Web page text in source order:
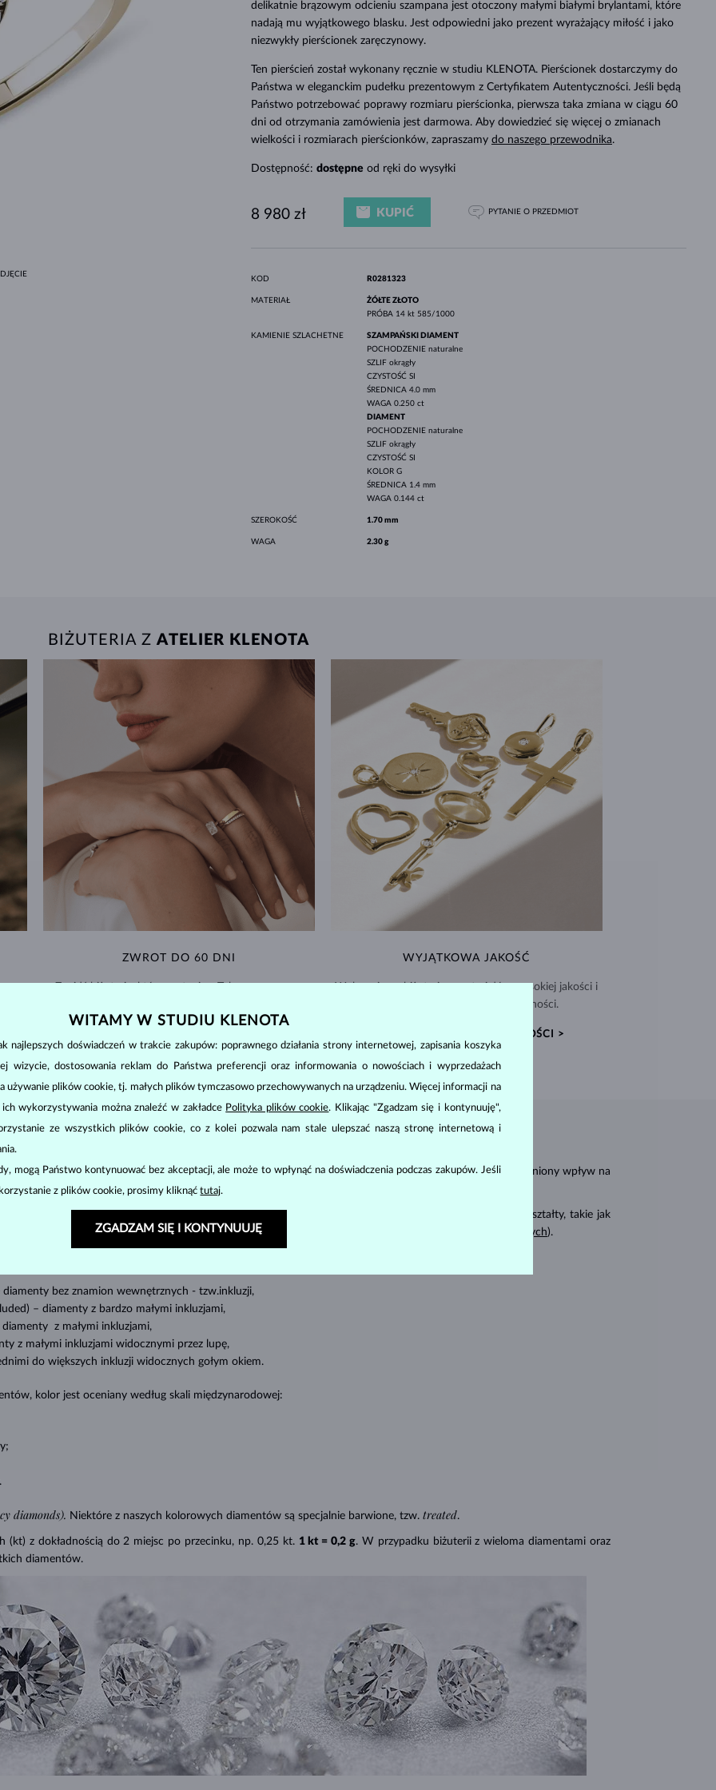
HALO ZESTAWY
ORYGINALNE ZESTAWY
SPRAWDŹ
BIAŁE ZŁOTO
RÓŻOWE ZŁOTO
SZLACHETNE RÓŻOWE ZŁOTO
MAGNETYCZNE NASZYJNIKI
SŁODKOWODNE
DIAMENTY BIAŁE ZŁOTO
RÓŻOWE ZŁOTO
VRSTVENÍ
MAMY POMYSŁY NA PREZENTYdelikatnie brązowym odcieniu szampana jest otoczony małymi białymi brylantami, które
nadają mu wyjątkowego blasku. Jest odpowiedni jako prezent wyrażający miłość i jako
niezwykły pierścionek zaręczynowy.
Ten pierścień został wykonany ręcznie w studiu KLENOTA. Pierścionek dostarczymy do
Państwa w eleganckim pudełku prezentowym z Certyfikatem Autentyczności. Jeśli będą
Państwo potrzebować poprawy rozmiaru pierścionka, pierwsza taka zmiana w ciągu 60
dni od otrzymania zamówienia jest darmowa. Aby dowiedzieć się więcej o zmianach
wielkości i rozmiarach pierścionków, zapraszamy do naszego przewodnika.
Dostępność: dostępne od ręki do wysyłki
8 980 zł KUPIĆ PYTANIE O PRZEDMIOT
KOD R0281323
MATERIAŁ
ŻÓŁTE ZŁOTO
PRÓBA 14 kt 585/1000
KAMIENIE SZLACHETNE
SZAMPAŃSKI DIAMENT
POCHODZENIE naturalne
SZLIF okrągły
CZYSTOŚĆ SI
ŚREDNICA 4.0 mm
WAGA 0.250 ct
DIAMENT
POCHODZENIE naturalne
SZLIF okrągły
CZYSTOŚĆ SI
KOLOR G
ŚREDNICA 1.4 mm
WAGA 0.144 ct
SZEROKOŚĆ 1.70 mm
WAGA 2.30 g
BIŻUTERIA ZATELIER KLENOTA
ZWROT DO 60 DNI
Znajdź biżuterię, która zostanie z Tobą na zawsze –
WYJĄTKOWA JAKOŚĆ
Wykonujemy biżuterię z materiałów wysokiej jakości i
dołączamy Certyfikat Autentyczności.
CERTYFIKATY AUTENTYCZNOŚCI >
parametry, tzw. 4C: szlif (cut), czystość (clarity), barwa ( color) i karat ( carat). Te cechy mają uzasadniony wpływ na
popularny jest okrągły szlif, tak zwany
. Diamenty są również cięte na inne fantazyjne kształty, takie jak
lub trójkątny krój z ostrymi narożnikami, szczególnie popularny wśród
pierścionków zaręczynowych).
tak zwanych „inkluzji”, czyli wewnętrznych niedoskonałości diamentów:
diamenty bez znamion wewnętrznych - tzw.inkluzji,
– diamenty z bardzo małymi inkluzjami,
diamenty z małymi inkluzjami,
z małymi inkluzjami widocznymi przez lupę,
do większych inkluzji widocznych gołym okiem.
kolor jest oceniany według skali międzynarodowej:
diamonds). Niektóre z naszych kolorowych diamentów są specjalnie barwione, tzw. treated.
(kt) z dokładnością do 2 miejsc po przecinku, np. 0,25 kt. 1 kt = 0,2 g. W przypadku biżuterii z wieloma diamentami oraz
diamentów.
WITAMY W STUDIU KLENOTA
najlepszych doświadczeń w trakcie zakupów: poprawnego działania strony internetowej, zapisania koszyka
wizycie, dostosowania reklam do Państwa preferencji oraz informowania o nowościach i wyprzedażach
używanie plików cookie, tj. małych plików tymczasowo przechowywanych na urządzeniu. Więcej informacji na
wykorzystywania można znaleźć w zakładce Polityka plików cookie. Klikając "Zgadzam się i kontynuuję",
ze wszystkich plików cookie, co z kolei pozwala nam stale ulepszać naszą stronę internetową i
mogą Państwo kontynuować bez akceptacji, ale może to wpłynąć na doświadczenia podczas zakupów. Jeśli
z plików cookie, prosimy kliknąćtutaj.
ZGADZAM SIĘ I KONTYNUUJĘ